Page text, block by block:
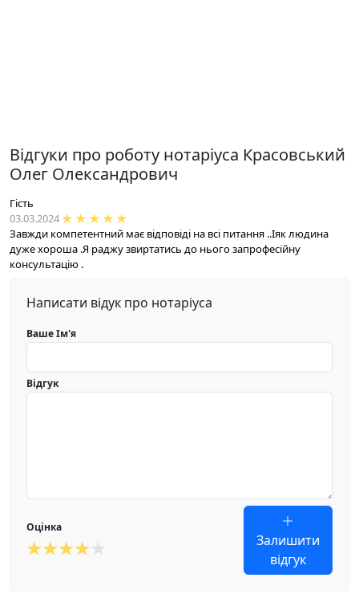
Відгуки про роботу нотаріуса Красовський
Олег Олександрович
Гість
03.03.2024
Завжди компетентний має відповіді на всі питання ..Іяк людина
дуже хороша .Я раджу звиртатись до нього запрофесійну
консультацію .
Написати відук про нотаріуса
Ваше Ім'я
Відгук
Оцінка
Залишити
відгук